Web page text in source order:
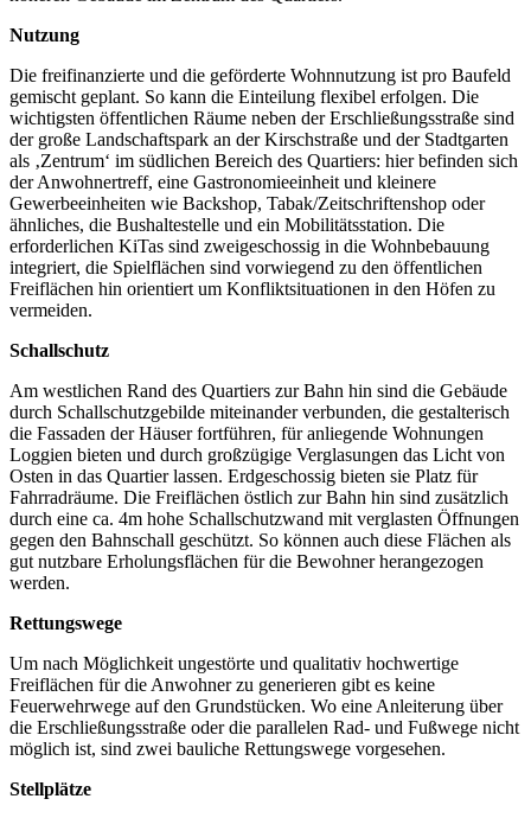
Nutzung
Die freifinanzierte und die geförderte Wohnnutzung ist pro Baufeld
gemischt geplant. So kann die Einteilung flexibel erfolgen. Die
wichtigsten öffentlichen Räume neben der Erschließungsstraße sind
der große Landschaftspark an der Kirschstraße und der Stadtgarten
als ‚Zentrum‘ im südlichen Bereich des Quartiers: hier befinden sich
der Anwohnertreff, eine Gastronomieeinheit und kleinere
Gewerbeeinheiten wie Backshop, Tabak/Zeitschriftenshop oder
ähnliches, die Bushaltestelle und ein Mobilitätsstation. Die
erforderlichen KiTas sind zweigeschossig in die Wohnbebauung
integriert, die Spielflächen sind vorwiegend zu den öffentlichen
Freiflächen hin orientiert um Konfliktsituationen in den Höfen zu
vermeiden.
Schallschutz
Am westlichen Rand des Quartiers zur Bahn hin sind die Gebäude
durch Schallschutzgebilde miteinander verbunden, die gestalterisch
die Fassaden der Häuser fortführen, für anliegende Wohnungen
Loggien bieten und durch großzügige Verglasungen das Licht von
Osten in das Quartier lassen. Erdgeschossig bieten sie Platz für
Fahrradräume. Die Freiflächen östlich zur Bahn hin sind zusätzlich
durch eine ca. 4m hohe Schallschutzwand mit verglasten Öffnungen
gegen den Bahnschall geschützt. So können auch diese Flächen als
gut nutzbare Erholungsflächen für die Bewohner herangezogen
werden.
Rettungswege
Um nach Möglichkeit ungestörte und qualitativ hochwertige
Freiflächen für die Anwohner zu generieren gibt es keine
Feuerwehrwege auf den Grundstücken. Wo eine Anleiterung über
die Erschließungsstraße oder die parallelen Rad- und Fußwege nicht
möglich ist, sind zwei bauliche Rettungswege vorgesehen.
Stellplätze